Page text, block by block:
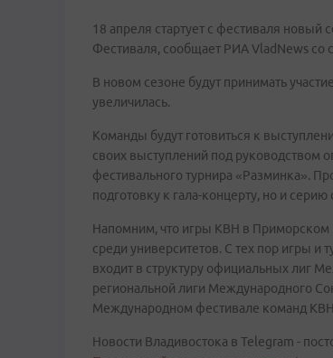
18 апреля стартует с фестиваля
Фестиваля, сообщает РИА VladNews со
В новом сезоне будут принимать
увеличилась.
Команды будут готовиться к
своих выступлений под руководством
фестивального турнира «Разминка».
подготовку к гала-концерту, но и
Напомним, что игры КВН в Приморском
среди университетов. С тех пор игры
входит в структуру официальных лиг
региональной лиги Международного
Международном фестивале команд
Новости Владивостока в Telegram -